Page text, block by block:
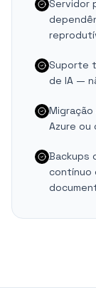
Servidor
Suporte
de IA —
Migração
Azure ou
Backups
contínuo